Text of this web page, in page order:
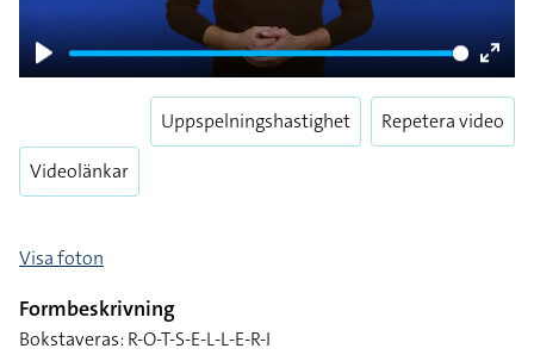
Play
Enter
Videolänkar
Uppspelningshastighet Repetera video
Visa foton
Formbeskrivning
Bokstaveras: R-O-T-S-E-L-L-E-R-I